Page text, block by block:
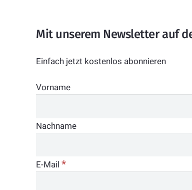
Mit unserem Newsletter auf
Einfach jetzt kostenlos abonnieren
Vorname
Nachname
E-Mail *